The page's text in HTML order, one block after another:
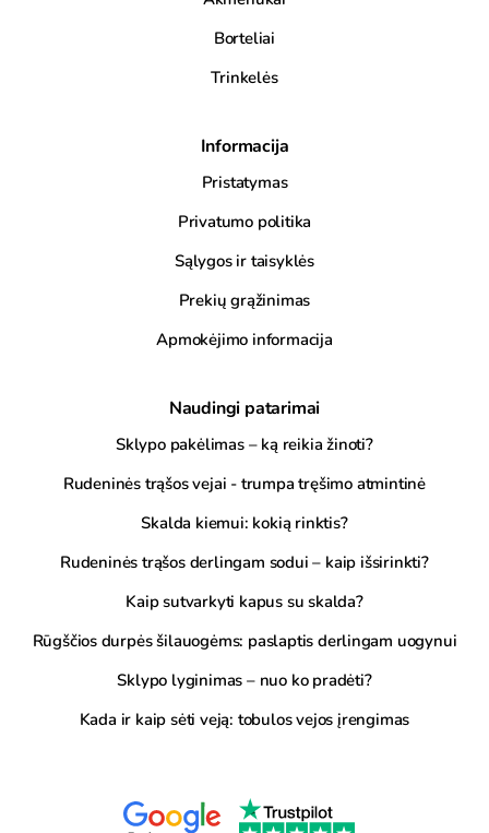
Borteliai
Trinkelės
Informacija
Pristatymas
Privatumo politika
Sąlygos ir taisyklės
Prekių grąžinimas
Apmokėjimo informacija
Naudingi patarimai
Sklypo pakėlimas – ką reikia žinoti?
Rudeninės trąšos vejai - trumpa tręšimo atmintinė
Skalda kiemui: kokią rinktis?
Rudeninės trąšos derlingam sodui – kaip išsirinkti?
Kaip sutvarkyti kapus su skalda?
Rūgščios durpės šilauogėms: paslaptis derlingam uogynui
Sklypo lyginimas – nuo ko pradėti?
Kada ir kaip sėti veją: tobulos vejos įrengimas